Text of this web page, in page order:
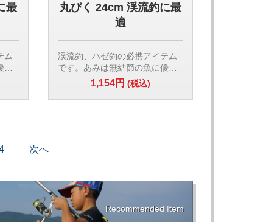
最
ム
魚
丸びく 24cm 渓流釣に最
適
渓流釣、ハゼ釣の必携アイテム
です。あみは無結節の魚に優し
い素材です。入り口は開放され
ているので素早く魚を入れられ
ます。魚を入れて水につけて魚
【検索用ワード】
渓流釣 ハゼ釣 活かし ビク 魚入
れ 小魚入れ
1,154円 (税込)
次へ